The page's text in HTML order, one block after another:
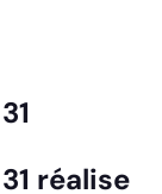
réalise